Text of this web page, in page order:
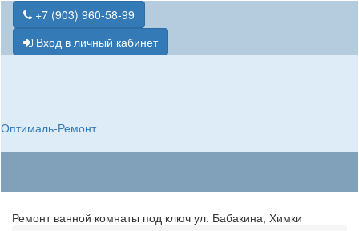
+7 (903) 960-58-99
Вход в личный кабинет
Оптималь-Ремонт
Ремонт ванной комнаты под ключ ул. Бабакина, Химки